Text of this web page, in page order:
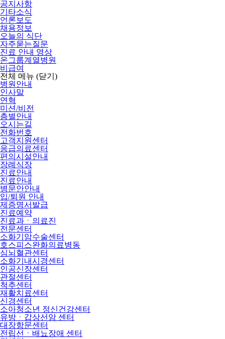
공지사항
기타소식
언론보도
채용정보
오늘의 식단
자주묻는질문
진료 안내 영상
온그룹계열병원
비급여
전체 메뉴 (닫기)
병원안내
인사말
연혁
미션/비전
층별안내
오시는길
전화번호
고객지원센터
응급의료센터
편의시설안내
장례식장
진료안내
진료안내
병문안안내
입/퇴원 안내
제증명서발급
진료예약
진료과ㆍ의료진
전문센터
소화기암수술센터
호스피스완화의료병동
심뇌혈관센터
소화기내시경센터
인공신장센터
관절센터
척추센터
재활치료센터
신경센터
소아청소년 정신건강센터
유방ㆍ갑상선암 센터
대장항문센터
전립선ㆍ배뇨장애 센터